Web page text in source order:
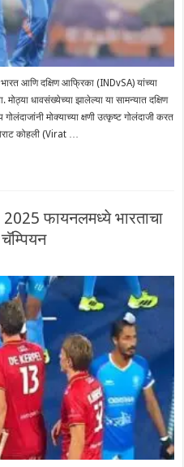
आणि दक्षिण आफ्रिका (INDvSA) यांच्या
धावसंख्येच्या झालेल्या या सामन्यात दक्षिण
मोक्याच्या क्षणी उत्कृष्ट गोलंदाजी करत
कोहली (Virat …
फायनलमध्ये भारताचा